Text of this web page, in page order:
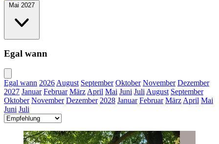
Mai 2027
Egal wann
Egal wann 2026 August September Oktober November Dezember
2027 Januar Februar März April Mai Juni Juli August September
Oktober November Dezember 2028 Januar Februar März April Mai
Juni Juli